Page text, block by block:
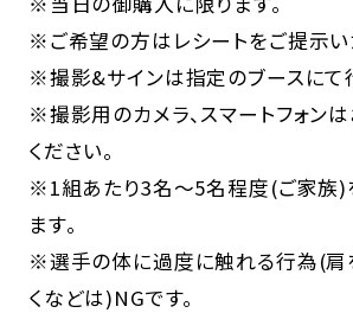
※ご希望の方はレシートをご提示い
※撮影&サインは指定のブースにて
※撮影用のカメラ、スマートフォン
ください。
※1組あたり3名～5名程度(ご家族)
ます。
※選手の体に過度に触れる行為(肩
くなどは)NGです。